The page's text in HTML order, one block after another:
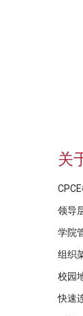
关
领导
学院
组织
校园
快速